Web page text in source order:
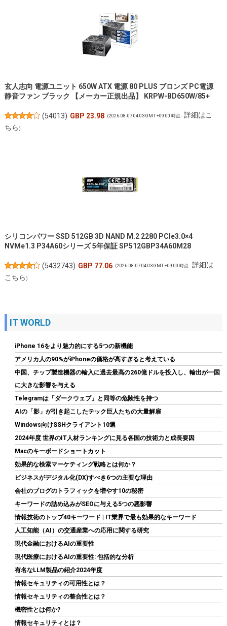
玄人志向 電源ユニット 650W ATX 電源 80 PLUS ブロンズ PC電源
静音ファン ブラック 【メーカー正規出品】 KRPW-BD650W/85+
(54013) GBP 23.98 (2026-08-07 04:03 GMT +09:00 時点 -詳細はこ
ちら)
シリコンパワー SSD 512GB 3D NAND M.2 2280 PCIe3.0×4
NVMe1.3 P34A60シリーズ 5年保証 SP512GBP34A60M28
(5432743) GBP 77.06 (2026-08-07 04:03 GMT +09:00 時点 -詳細は
こちら)
玄人志向 電源ユニット 600W ATX 電源 80 PLUS スタンダード PC
電源 12cm静音ファン KRPW-L5-600W/80+/REV2.0
(542182) GBP 17.67 (2026-08-07 04:03 GMT +09:00 時点 -
こちら)
Biwin NV7400 1TB SSD NVMe2.0 M.2 Type 2280 PCIe Gen4×4 最
大読込：7450MB/s (R:7450MB/s、W:6500MB/s) 内蔵SSD 高耐
久 PS5/PS5 Pro動作確認済み メーカー5年保証
(546825) GBP 134.93 (2026-08-07 04:03 GMT +09:00 時点 -詳細は
こちら)
IT WORLD
iPhone 16をより魅力的にする5つの新機能
アメリカ人の90%がiPhoneの価格が高すぎると考えている
中国、チップ製造機器の輸入に過去最高の260億ドルを投入し、輸出が一国
に大きな影響を与える
Telegramは「ダークウェブ」と同等の危険性を持つ
AIの「影」が引き起こしたテック巨人たちの大量解雇
Windows向けSSHクライアント10選
2024年度 世界のIT人材ランキングに見る各国の技術力と成長要因
Macのキーボードショートカット
効果的な検索マーケティング戦略とは何か？
ビジネスがデジタル化(DX)すべき6つの主要な理由
会社のブログのトラフィックを増やす10の秘密
キーワードの詰め込みがSEOに与える5つの悪影響
情報技術のトップ40キーワード | IT業界で最も効果的なキーワード
人工知能（AI）の交通産業への応用に関する研究
現代金融におけるAIの重要性
現代医療におけるAIの重要性: 包括的な分析
有名なLLM製品の紹介2024年度
情報セキュリティの可用性とは？
情報セキュリティの整合性とは？
機密性とは何か?
情報セキュリティとは？